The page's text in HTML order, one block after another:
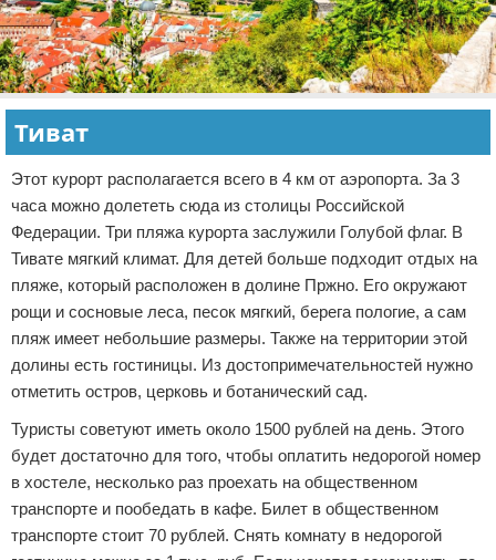
Тиват
Этот курорт располагается всего в 4 км от аэропорта. За 3
часа можно долететь сюда из столицы Российской
Федерации. Три пляжа курорта заслужили Голубой флаг. В
Тивате мягкий климат. Для детей больше подходит отдых на
пляже, который расположен в долине Пржно. Его окружают
рощи и сосновые леса, песок мягкий, берега пологие, а сам
пляж имеет небольшие размеры. Также на территории этой
долины есть гостиницы. Из достопримечательностей нужно
отметить остров, церковь и ботанический сад.
Туристы советуют иметь около 1500 рублей на день. Этого
будет достаточно для того, чтобы оплатить недорогой номер
в хостеле, несколько раз проехать на общественном
транспорте и пообедать в кафе. Билет в общественном
транспорте стоит 70 рублей. Снять комнату в недорогой